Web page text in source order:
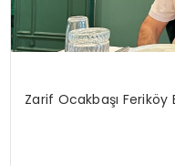
Zarif Ocakbaşı Feriköy